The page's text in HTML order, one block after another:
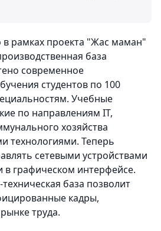
в рамках проекта "Жас маман"
база
современное
студентов по 100
Учебные
по направлениям ІТ,
хозяйства
технологиями. Теперь
сетевыми устройствами
в графическом интерфейсе.
база позволит
кадры,
труда.